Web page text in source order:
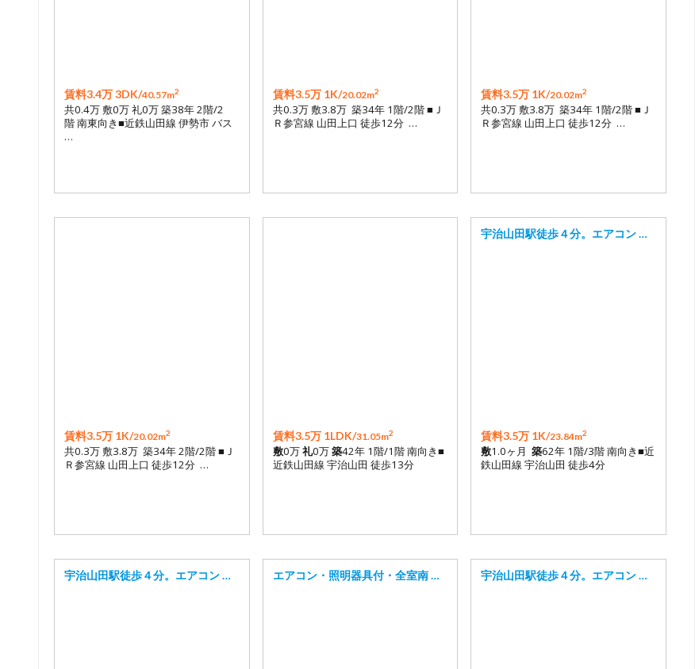
賃料3.4万 3DK/40.57m2
共0.4万 敷0万 礼0万 築38年 2階/2
階 南東向き■近鉄山田線 伊勢市 バス
…
賃料3.5万 1K/20.02m2
共0.3万 敷3.8万 築34年 1階/2階 ■Ｊ
Ｒ参宮線 山田上口 徒歩12分 …
賃料3.5万 1K/20.02m2
共0.3万 敷3.8万 築34年 1階/2階 ■Ｊ
Ｒ参宮線 山田上口 徒歩12分 …
賃料3.5万 1K/20.02m2
共0.3万 敷3.8万 築34年 2階/2階 ■Ｊ
Ｒ参宮線 山田上口 徒歩12分 …
賃料3.5万 1LDK/31.05m2
敷0万礼0万築42年 1階/1階 南向き■
近鉄山田線 宇治山田 徒歩13分
宇治山田駅徒歩４分。エアコン …
賃料3.5万 1K/23.84m2
敷1.0ヶ月築62年 1階/3階 南向き■近
鉄山田線 宇治山田 徒歩4分
宇治山田駅徒歩４分。エアコン … エアコン・照明器具付・全室南 … 宇治山田駅徒歩４分。エアコン …